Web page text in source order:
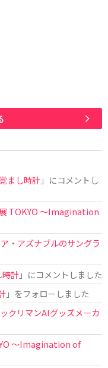
まし時計」にコメントし
TOKYO 〜Imagination
・アズナブルのサングラ
時計」にコメントしました
」をフォローしました
クリマンAIグッズメーカ
〜Imagination of